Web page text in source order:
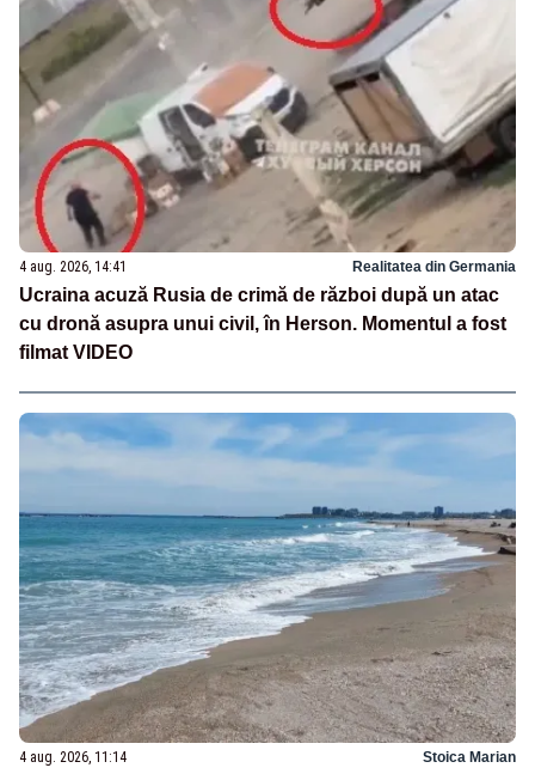
4 aug. 2026, 14:41 Realitatea din Germania
Ucraina acuză Rusia de crimă de război după un atac
cu dronă asupra unui civil, în Herson. Momentul a fost
filmat VIDEO
4 aug. 2026, 11:14 Stoica Marian